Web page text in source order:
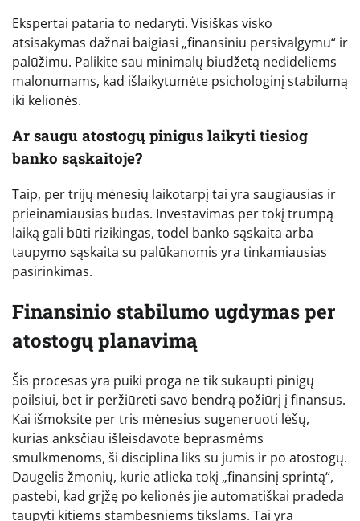
Ekspertai pataria to nedaryti. Visiškas visko
atsisakymas dažnai baigiasi „finansiniu persivalgymu“ ir
palūžimu. Palikite sau minimalų biudžetą nedideliems
malonumams, kad išlaikytumėte psichologinį stabilumą
iki kelionės.
Ar saugu atostogų pinigus laikyti tiesiog
banko sąskaitoje?
Taip, per trijų mėnesių laikotarpį tai yra saugiausias ir
prieinamiausias būdas. Investavimas per tokį trumpą
laiką gali būti rizikingas, todėl banko sąskaita arba
taupymo sąskaita su palūkanomis yra tinkamiausias
pasirinkimas.
Finansinio stabilumo ugdymas per
atostogų planavimą
Šis procesas yra puiki proga ne tik sukaupti pinigų
poilsiui, bet ir peržiūrėti savo bendrą požiūrį į finansus.
Kai išmoksite per tris mėnesius sugeneruoti lėšų,
kurias anksčiau išleisdavote beprasmėms
smulkmenoms, ši disciplina liks su jumis ir po atostogų.
Daugelis žmonių, kurie atlieka tokį „finansinį sprintą“,
pastebi, kad grįžę po kelionės jie automatiškai pradeda
taupyti kitiems stambesniems tikslams. Tai yra